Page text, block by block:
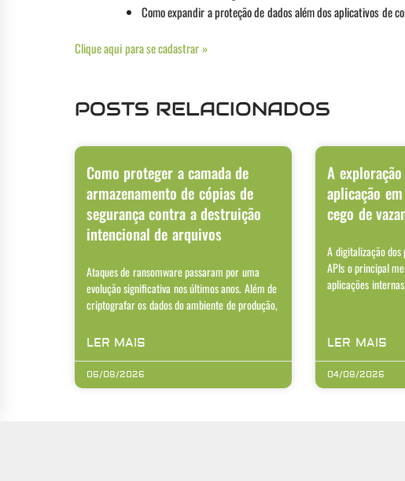
Como expandir a proteção de dados além dos aplicativos de
Clique aqui para se cadastrar »
POSTS RELACIONADOS
Como proteger a camada de
armazenamento de cópias de
segurança contra a destruição
intencional de arquivos
Ataques de ransomware passaram por uma
evolução significativa nos últimos anos. Além de
criptografar os dados do ambiente de produção,
LER MAIS
06/08/2026
A
aplicação
cego de
A digitalização dos
APIs o principal
aplicações
LER MAIS
04/08/2026